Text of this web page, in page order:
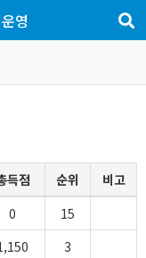
영
득점 순위
비고
0
15
3